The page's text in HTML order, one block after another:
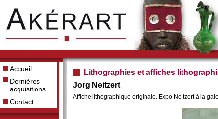
Accueil
Dernières
acquisitions
Contact
Lithographies et affiches
Jorg Neitzert
Affiche lithographique originale. Expo Neitzert à la